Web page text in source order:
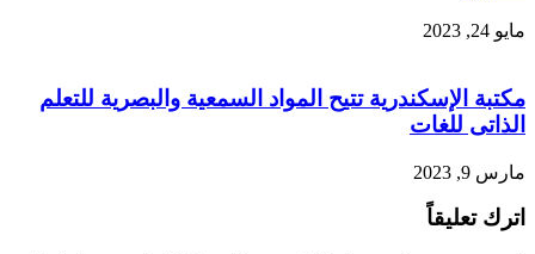
مايو 24, 2023
مكتبة الإسكندرية تتيح المواد السمعية والبصرية للتعلم
الذاتى للغات
مارس 9, 2023
اترك تعليقاً